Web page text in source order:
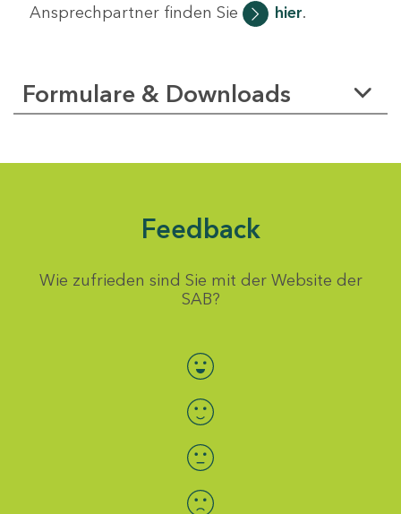
Ansprechpartner finden Sie
hier.
Formulare & Downloads
Feedback
Wie zufrieden sind Sie mit der Website der
SAB?
Bewertung auswählen